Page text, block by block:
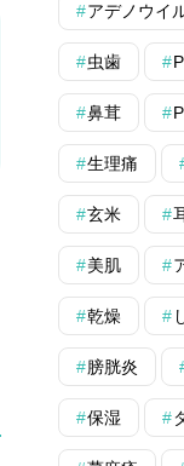
アデノウイ
虫歯
鼻茸
生理痛
玄米
美肌
乾燥
膀胱炎
保湿